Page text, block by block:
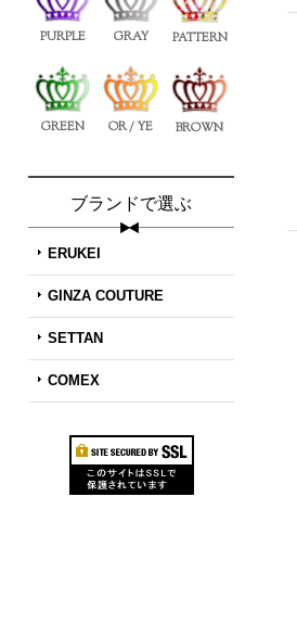
PURPLE GRAY PATTERN
GREEN OR / YE BROWN
ブランドで選ぶ
ERUKEI
GINZA COUTURE
SETTAN
COMEX